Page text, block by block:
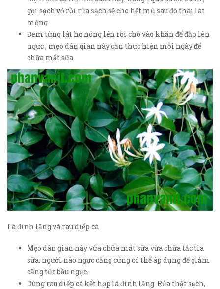
gọi sạch vỏ rồi rửa sạch sẽ cho hết mủ sau đó thái lát
mỏng
Đem từng lát hơ nóng lên rồi cho vào khăn để đắp lên
ngực , mẹo dân gian này cần thực hiện mỗi ngày để
chữa mất sữa
Lá đinh lăng và rau diếp cá
Mẹo dân gian này vừa chữa mất sữa vừa chữa tắc tia
sữa, người nào ngực căng cứng có thể áp dụng để giảm
căng tức bầu ngực.
Dùng rau diếp cá kết hợp lá đinh lăng. Rửa thật sạch,